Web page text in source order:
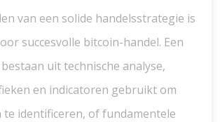
van een solide handelsstrategie is
succesvolle bitcoin-handel. Een
uit technische analyse,
en indicatoren gebruikt om
identificeren, of fundamentele